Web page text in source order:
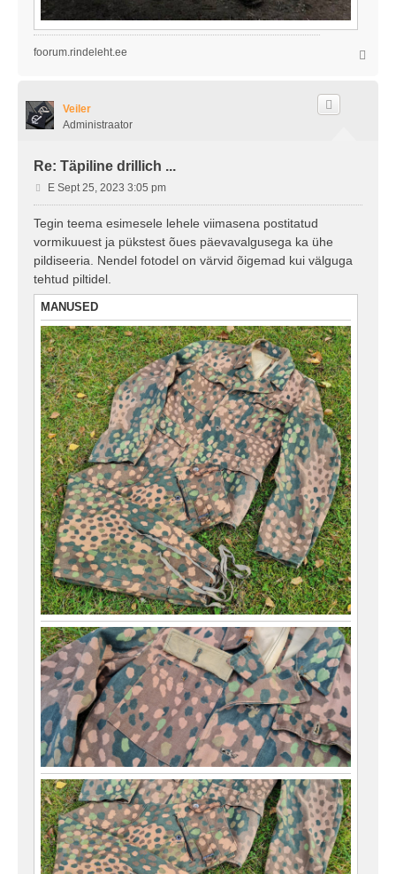
foorum.rindeleht.ee
Veiler
Administraator
Re: Täpiline drillich ...
P
o
s
t
u
s
E Sept 25, 2023 3:05 pm
Tegin teema esimesele lehele viimasena postitatud
vormikuuest ja pükstest õues päevavalgusega ka ühe
pildiseeria. Nendel fotodel on värvid õigemad kui välguga
tehtud piltidel.
MANUSED